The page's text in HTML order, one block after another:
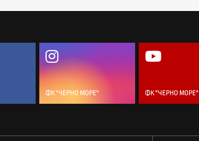
ФК "ЧЕРНО МОРЕ" ФК "ЧЕРНО МОРЕ"